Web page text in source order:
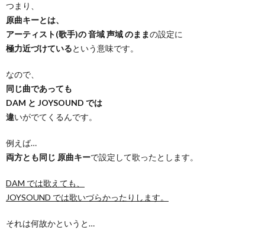
つまり、
原曲キーとは、
アーティスト(歌手)の 音域 声域 のままの設定に
極力近づけているという意味です。
なので、
同じ曲であっても
DAM と JOYSOUND では
違いがでてくるんです。
例えば…
両方とも同じ 原曲キーで設定して歌ったとします。
DAM では歌えても、
JOYSOUND では歌いづらかったりします。
それは何故かというと…